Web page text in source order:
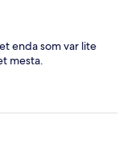
enda som var lite
mesta.